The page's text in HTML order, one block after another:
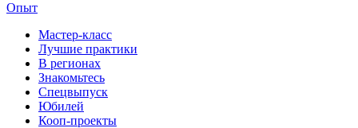
Опыт
Мастер-класс
Лучшие практики
В регионах
Знакомьтесь
Спецвыпуск
Юбилей
Кооп-проекты